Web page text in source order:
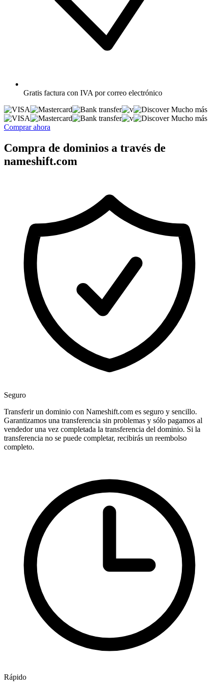
Gratis factura con IVA por correo electrónico
Mucho más
Mucho más
Comprar ahora
Compra de dominios a través de
nameshift.com
Seguro
Transferir un dominio con Nameshift.com es seguro y sencillo.
Garantizamos una transferencia sin problemas y sólo pagamos al
vendedor una vez completada la transferencia del dominio. Si la
transferencia no se puede completar, recibirás un reembolso
completo.
Rápido